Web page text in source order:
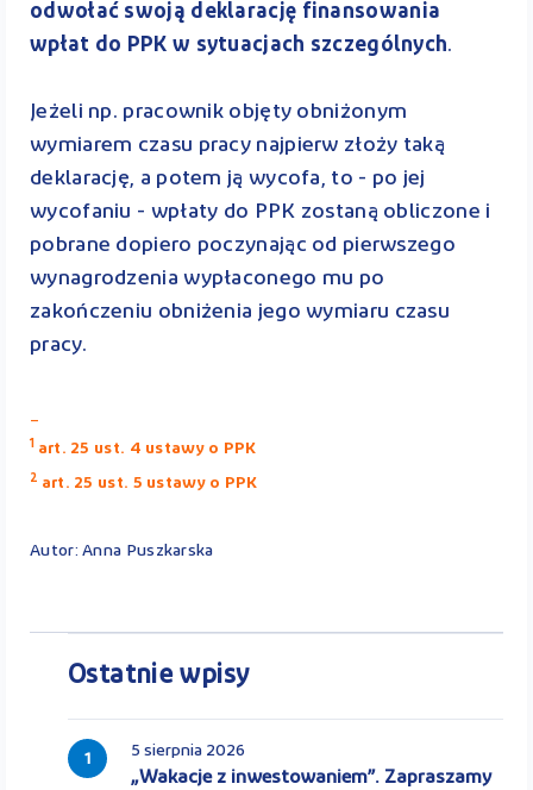
odwołać swoją deklarację finansowania
wpłat do PPK w sytuacjach szczególnych.
Jeżeli np. pracownik objęty obniżonym
wymiarem czasu pracy najpierw złoży taką
deklarację, a potem ją wycofa, to - po jej
wycofaniu - wpłaty do PPK zostaną obliczone i
pobrane dopiero poczynając od pierwszego
wynagrodzenia wypłaconego mu po
zakończeniu obniżenia jego wymiaru czasu
pracy.
_
1 art. 25 ust. 4 ustawy o PPK
2 art. 25 ust. 5 ustawy o PPK
Autor: Anna Puszkarska
Ostatnie wpisy
1 5 sierpnia 2026
„Wakacje z inwestowaniem”. Zapraszamy